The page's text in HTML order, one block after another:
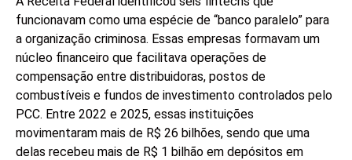
funcionavam como uma espécie de “banco paralelo” para
a organização criminosa. Essas empresas formavam um
núcleo financeiro que facilitava operações de
compensação entre distribuidoras, postos de
combustíveis e fundos de investimento controlados pelo
PCC. Entre 2022 e 2025, essas instituições
movimentaram mais de R$ 26 bilhões, sendo que uma
delas recebeu mais de R$ 1 bilhão em depósitos em